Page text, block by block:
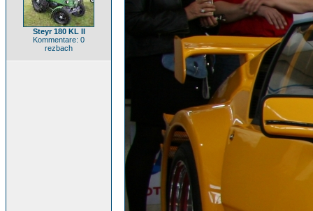
Steyr 180 KL II
Kommentare: 0
rezbach